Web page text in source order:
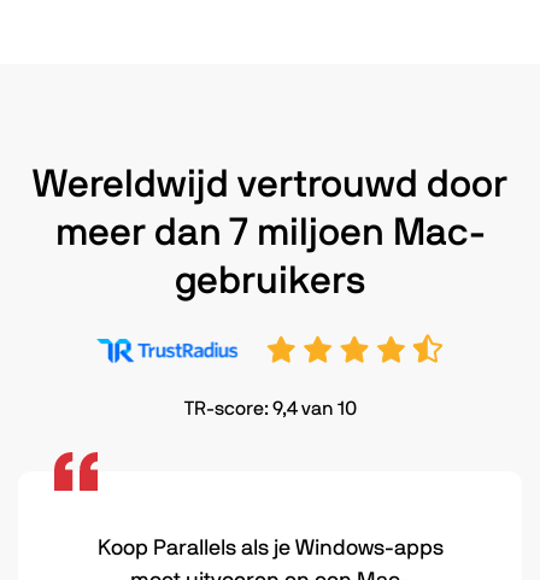
Wereldwijd vertrouwd door
meer dan 7 miljoen Mac-
gebruikers
TR-score: 9,4 van 10
Koop Parallels als je Windows-apps